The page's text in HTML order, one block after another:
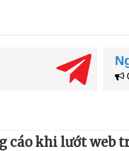
cáo khi lướt web